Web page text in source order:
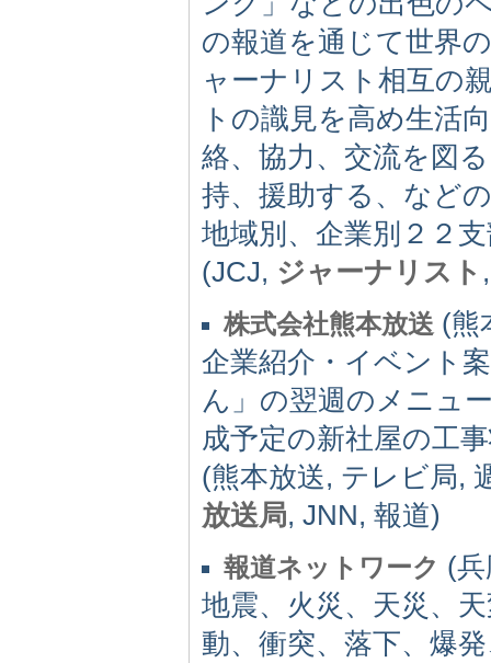
の報道を通じて世界
ャーナリスト相互の
トの識見を高め生活
絡、協力、交流を図
持、援助する、など
地域別、企業別２２
(JCJ, ジャーナリスト
株式会社熊本放送 (熊
企業紹介・イベント
ん」の翌週のメニュ
成予定の新社屋の工
(熊本放送, テレビ局,
放送局, JNN, 報道)
報道ネットワーク (
地震、火災、天災、
動、衝突、落下、爆